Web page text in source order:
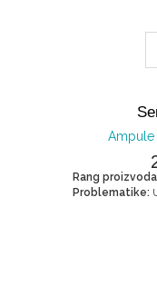
Ampule
Rang
Problematike: